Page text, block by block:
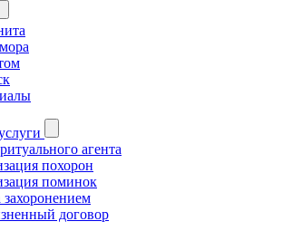
агента
похорон
поминок
захоронением
договор